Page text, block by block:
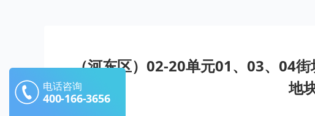
（河东区）02-20单元01、03、04
地
电话咨询
400-166-3656